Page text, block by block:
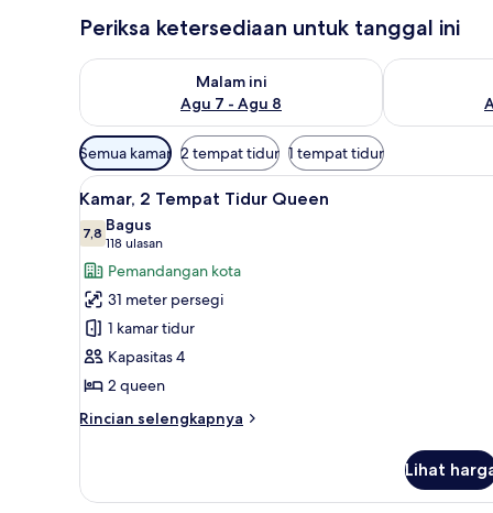
Periksa ketersediaan untuk tanggal ini
Malam ini
Agu 7 - Agu 8
Periksa ketersediaan untuk malam ini Agu 7 - Agu 8
Periksa
Filter
tersedia
untuk
kamar
Semua kamar 2 tempat tidur 1 tempat tidur
Lihat
semua
foto
untuk
Kamar,
2
Tempat
Tidur
Queen
Seprai premium, bantalan
9
Kamar, 2 Tempat Tidur Queen
7,87,8 dari 10
Bagus
118 ulasan
(118
ulasan)
Pemandangan kota
31 meter persegi
1 kamar tidur
Kapasitas 4
2 queen
Rincian selengkapnya
Rincian
Kamar,
Lihat